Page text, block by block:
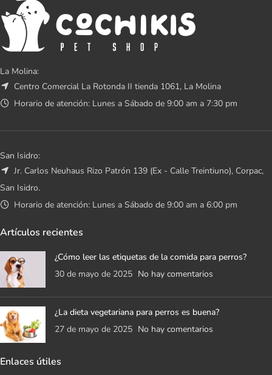
La Molina:
Centro Comercial La Rotonda II tienda 1061, La Molina
Horario de atención: Lunes a Sábado de 9:00 am a 7:30 pm
San Isidro:
Jr. Carlos Neuhaus Rizo Patrón 139 (Ex - Calle Treintiuno), Corpac,
San Isidro.
Horario de atención: Lunes a Sábado de 9:00 am a 6:00 pm
Artículos recientes
¿Cómo leer las etiquetas de la comida para perros?
30 de mayo de 2025 No hay comentarios
¿La dieta vegetariana para perros es buena?
27 de mayo de 2025 No hay comentarios
Enlaces útiles